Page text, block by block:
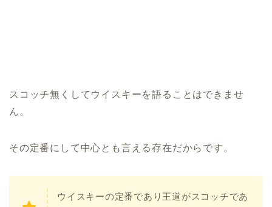
スコッチ無くしてウイスキーを語ることはできませ
ん。
その定番にして中心とも言える存在だからです。
ウイスキーの定番であり王道がスコッチであ